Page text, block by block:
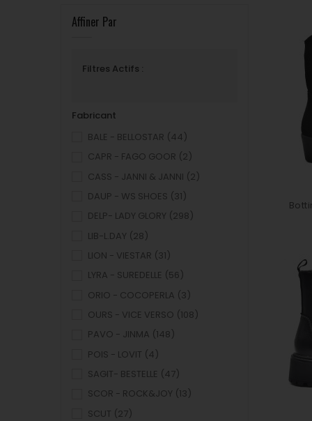
Affiner Par
Filtres Actifs :
Fabricant
BALE - BELLOSTAR (44)
CAPR - FAGO GOOR (2)
CASS - JANNI & JANNI (2)
DAUP - WS SHOES (31)
DELP- LADY GLORY (298)
LIB-L.DAY (28)
LION - VIESTAR (31)
LYRA - SUREDELLE (56)
ORIO - COCOPERLA (3)
OURS - VICE VERSO (108)
PAVO - JINMA (148)
POIS - LOVIT (4)
SAGIT- BESTELLE (47)
SCOR - ROCK&JOY (13)
SCUT (27)